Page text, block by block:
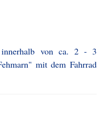
innerhalb von ca. 2 - 3
mit dem Fahrrad